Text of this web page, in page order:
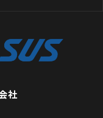
社